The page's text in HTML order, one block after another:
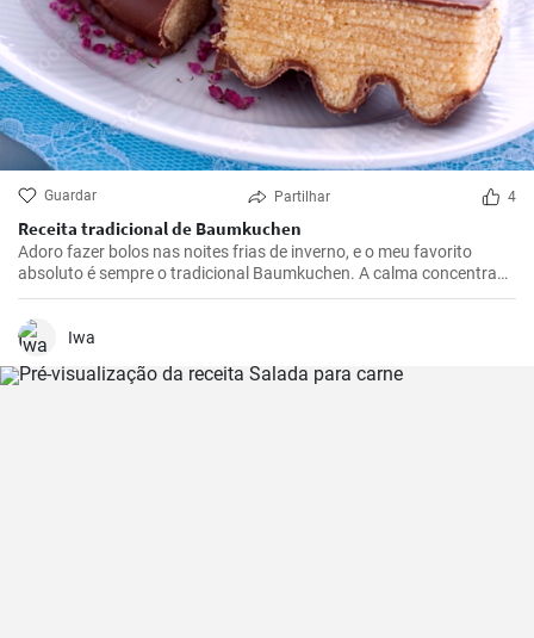
Guardar Partilhar 4
Receita tradicional de Baumkuchen
Adoro fazer bolos nas noites frias de inverno, e o meu favorito
absoluto é sempre o tradicional Baumkuchen. A calma concentrada
que advém da disposição do bolo em camadas e a adição quase
meditativa de cada camada individual fazem do Baumkuchen um
verdadeiro deleite para todos os sentidos - especialmente quando o
Iwa